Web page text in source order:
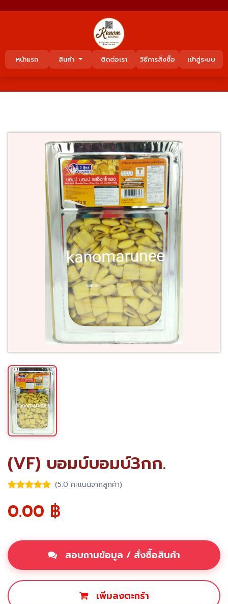
หน้าแรก สินค้า ติดต่อเรา วิธีการสั่งซื้อ เข้าสู่ระบบ
(VF) บอมบ์บอมบ์3กก.
(5.0 คะแนนจากลูกค้า)
0.00 ฿
สอบถามข้อมูล / สั่งซื้อสินค้า
เพิ่มลงตะกร้า